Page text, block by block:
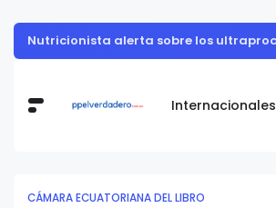
Internacionales
CÁMARA ECUATORIANA DEL LIBRO